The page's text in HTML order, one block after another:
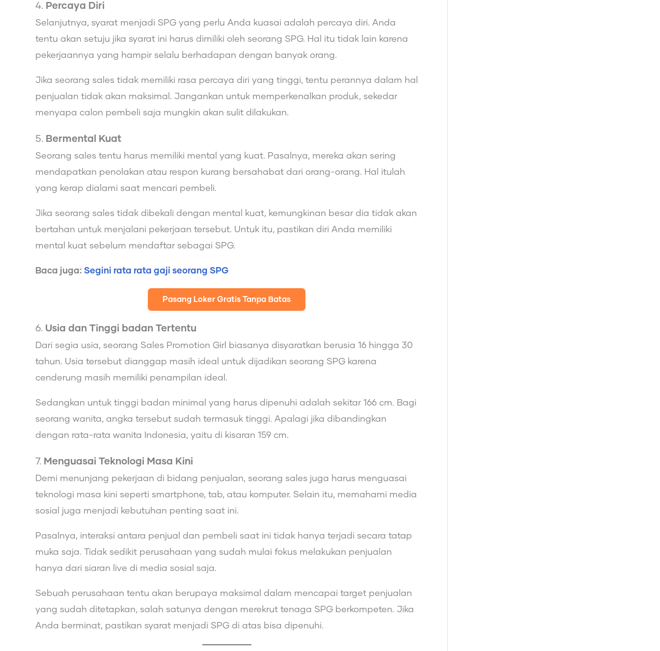
4. Percaya Diri
Selanjutnya, syarat menjadi SPG yang perlu Anda kuasai adalah percaya diri. Anda
tentu akan setuju jika syarat ini harus dimiliki oleh seorang SPG. Hal itu tidak lain karena
pekerjaannya yang hampir selalu berhadapan dengan banyak orang.
Jika seorang sales tidak memiliki rasa percaya diri yang tinggi, tentu perannya dalam hal
penjualan tidak akan maksimal. Jangankan untuk memperkenalkan produk, sekedar
menyapa calon pembeli saja mungkin akan sulit dilakukan.
5. Bermental Kuat
Seorang sales tentu harus memiliki mental yang kuat. Pasalnya, mereka akan sering
mendapatkan penolakan atau respon kurang bersahabat dari orang-orang. Hal itulah
yang kerap dialami saat mencari pembeli.
Jika seorang sales tidak dibekali dengan mental kuat, kemungkinan besar dia tidak akan
bertahan untuk menjalani pekerjaan tersebut. Untuk itu, pastikan diri Anda memiliki
mental kuat sebelum mendaftar sebagai SPG.
Baca juga: Segini rata rata gaji seorang SPG
Pasang Loker Gratis Tanpa Batas
6. Usia dan Tinggi badan Tertentu
Dari segia usia, seorang Sales Promotion Girl biasanya disyaratkan berusia 16 hingga 30
tahun. Usia tersebut dianggap masih ideal untuk dijadikan seorang SPG karena
cenderung masih memiliki penampilan ideal.
Sedangkan untuk tinggi badan minimal yang harus dipenuhi adalah sekitar 166 cm. Bagi
seorang wanita, angka tersebut sudah termasuk tinggi. Apalagi jika dibandingkan
dengan rata-rata wanita Indonesia, yaitu di kisaran 159 cm.
7. Menguasai Teknologi Masa Kini
Demi menunjang pekerjaan di bidang penjualan, seorang sales juga harus menguasai
teknologi masa kini seperti smartphone, tab, atau komputer. Selain itu, memahami media
sosial juga menjadi kebutuhan penting saat ini.
Pasalnya, interaksi antara penjual dan pembeli saat ini tidak hanya terjadi secara tatap
muka saja. Tidak sedikit perusahaan yang sudah mulai fokus melakukan penjualan
hanya dari siaran live di media sosial saja.
Sebuah perusahaan tentu akan berupaya maksimal dalam mencapai target penjualan
yang sudah ditetapkan, salah satunya dengan merekrut tenaga SPG berkompeten. Jika
Anda berminat, pastikan syarat menjadi SPG di atas bisa dipenuhi.